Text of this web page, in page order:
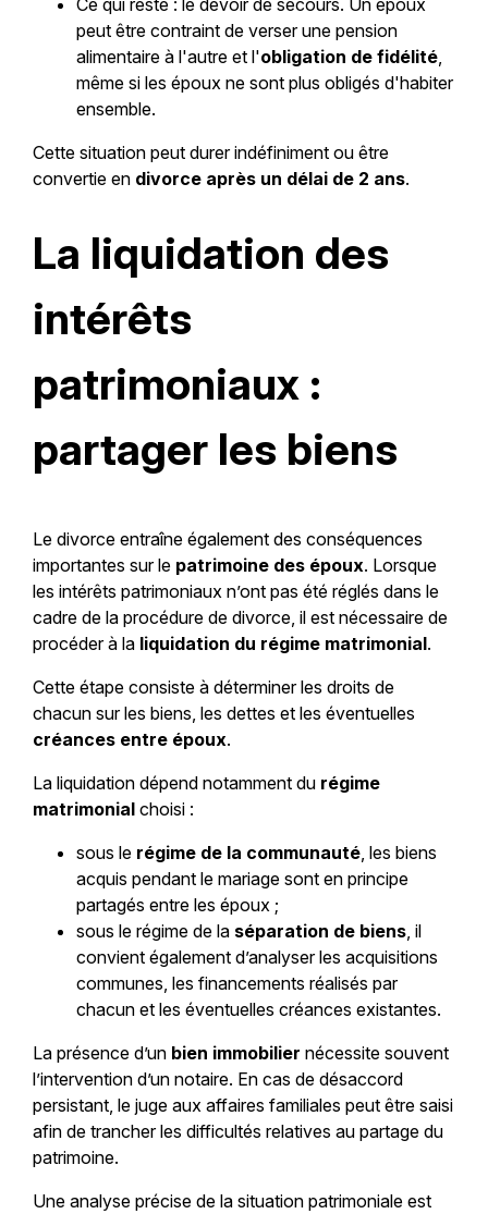
Ce qui reste : le devoir de secours. Un époux
peut être contraint de verser une pension
alimentaire à l'autre et l'obligation de fidélité,
même si les époux ne sont plus obligés d'habiter
ensemble.
Cette situation peut durer indéfiniment ou être
convertie en divorce après un délai de 2 ans.
La liquidation des
intérêts
patrimoniaux :
partager les biens
Le divorce entraîne également des conséquences
importantes sur le patrimoine des époux. Lorsque
les intérêts patrimoniaux n’ont pas été réglés dans le
cadre de la procédure de divorce, il est nécessaire de
procéder à la liquidation du régime matrimonial.
Cette étape consiste à déterminer les droits de
chacun sur les biens, les dettes et les éventuelles
créances entre époux.
La liquidation dépend notamment du régime
matrimonialchoisi :
sous le régime de la communauté, les biens
acquis pendant le mariage sont en principe
partagés entre les époux ;
sous le régime de la séparation de biens, il
convient également d’analyser les acquisitions
communes, les financements réalisés par
chacun et les éventuelles créances existantes.
La présence d’un bien immobilier nécessite souvent
l’intervention d’un notaire. En cas de désaccord
persistant, le juge aux affaires familiales peut être saisi
afin de trancher les difficultés relatives au partage du
patrimoine.
Une analyse précise de la situation patrimoniale est